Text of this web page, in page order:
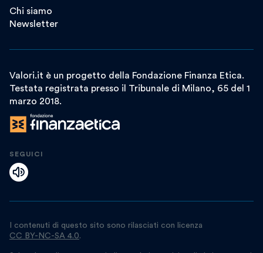
Chi siamo
Newsletter
Valori.it è un progetto della Fondazione Finanza Etica.
Testata registrata presso il Tribunale di Milano, 65 del 1
marzo 2018.
SEGUICI
I contenuti di questo sito sono rilasciati con licenza
CC BY-NC-SA 4.0.